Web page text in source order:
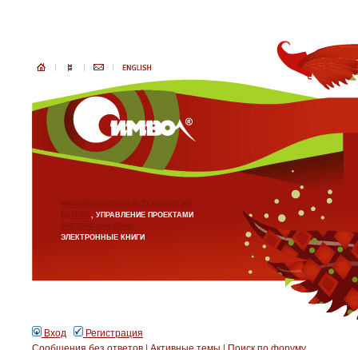
ИНФОРМАЦИОННЫЕ ТЕХНОЛОГИИ
БИЗНЕС, УПРАВЛЕНИЕ ПРОЕКТАМИ
АНГЛИЙСКИЙ ЯЗЫК
ЭЛЕКТРОННЫЕ КНИГИ
Вход
Регистрация